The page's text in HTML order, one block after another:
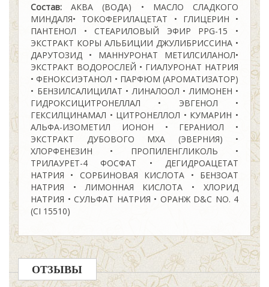
Состав: АКВА (ВОДА) • МАСЛО СЛАДКОГО
МИНДАЛЯ• ТОКОФЕРИЛАЦЕТАТ • ГЛИЦЕРИН •
ПАНТЕНОЛ • СТЕАРИЛОВЫЙ ЭФИР PPG-15 •
ЭКСТРАКТ КОРЫ АЛЬБИЦИИ ДЖУЛИБРИССИНА •
ДАРУТОЗИД • МАННУРОНАТ МЕТИЛСИЛАНОЛ•
ЭКСТРАКТ ВОДОРОСЛЕЙ • ГИАЛУРОНАТ НАТРИЯ
• ФЕНОКСИЭТАНОЛ • ПАРФЮМ (АРОМАТИЗАТОР)
• БЕНЗИЛСАЛИЦИЛАТ • ЛИНАЛООЛ • ЛИМОНЕН •
ГИДРОКСИЦИТРОНЕЛЛАЛ • ЭВГЕНОЛ •
ГЕКСИЛЦИНАМАЛ • ЦИТРОНЕЛЛОЛ • КУМАРИН •
АЛЬФА-ИЗОМЕТИЛ ИОНОН • ГЕРАНИОЛ •
ЭКСТРАКТ ДУБОВОГО МХА (ЭВЕРНИЯ) •
ХЛОРФЕНЕЗИН • ПРОПИЛЕНГЛИКОЛЬ •
ТРИЛАУРЕТ-4 ФОСФАТ • ДЕГИДРОАЦЕТАТ
НАТРИЯ • СОРБИНОВАЯ КИСЛОТА • БЕНЗОАТ
НАТРИЯ • ЛИМОННАЯ КИСЛОТА • ХЛОРИД
НАТРИЯ • СУЛЬФАТ НАТРИЯ • ОРАНЖ D&C NO. 4
(CI 15510)
ОТЗЫВЫ